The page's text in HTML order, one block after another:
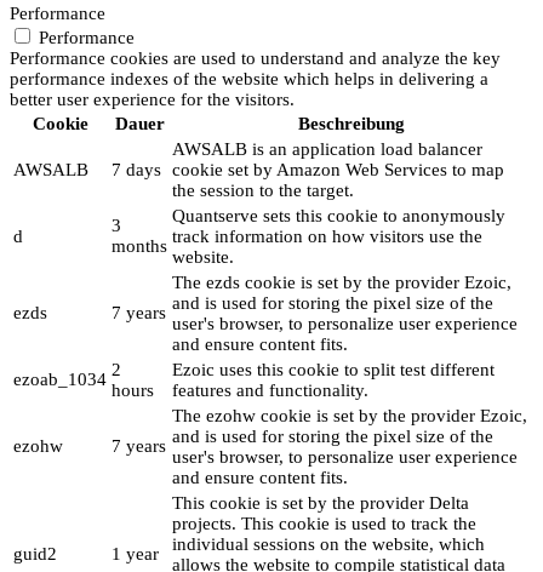
Performance
Performance
Performance cookies are used to understand and analyze the key
performance indexes of the website which helps in delivering a
better user experience for the visitors.
Cookie
Dauer Beschreibung
AWSALB 7 days
AWSALB is an application load balancer
cookie set by Amazon Web Services to map
the session to the target.
d
3
months
Quantserve sets this cookie to anonymously
track information on how visitors use the
website.
ezds 7 years
The ezds cookie is set by the provider Ezoic,
and is used for storing the pixel size of the
user's browser, to personalize user experience
and ensure content fits.
ezoab_1034 2
hours
Ezoic uses this cookie to split test different
features and functionality.
ezohw 7 years
The ezohw cookie is set by the provider Ezoic,
and is used for storing the pixel size of the
user's browser, to personalize user experience
and ensure content fits.
guid2 1 year
This cookie is set by the provider Delta
projects. This cookie is used to track the
individual sessions on the website, which
allows the website to compile statistical data